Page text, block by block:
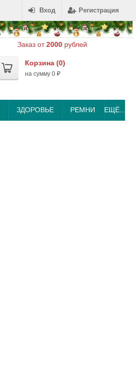
Вход Регистрация
Заказ от2000 рублей
Корзина (0)
на сумму 0 ₽
ЗДОРОВЬЕ РЕМНИ ЕЩЁ...